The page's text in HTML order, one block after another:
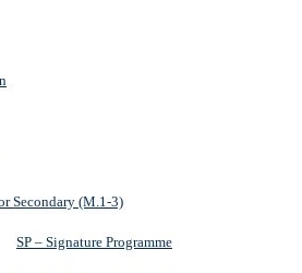
Secondary (M.1-3)
SP – Signature Programme